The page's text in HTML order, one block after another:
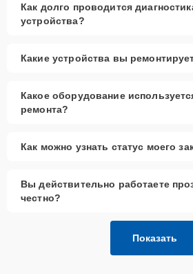
Как долго проводится
устройства?
Какие устройства вы
Какое оборудование
ремонта?
Как можно узнать статус моего
Вы действительно работаете
честно?
Показать